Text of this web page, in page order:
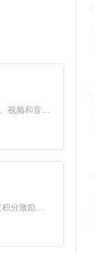
MiniMax H3 是一个通用的全模态生成系统。它支持对由文本、图像、视频和音频组成的多模态上下文进行统一理解，并能生成分辨率高达 2K、时长可达 15 秒的带原生立体声音频的视频。得益于面向任务泛化的系统设计，H3 在预训练阶段就已具备广泛的多模态上下文理解与生成能力，能够出色地执行复杂的多模态指令。
「源启盛夏」暑期校园开发者成长计划旨在激活校园开源力量，通过积分激励、认证扶持、资源倾斜等形式，引导高校组织和开发者完成「入驻 — 建项目 — 做贡献 — 获认证 — 得资源」的完整闭环。无论你是想带领社团入驻平台的组织者，还是希望用代码贡献证明自己的开发者，都能在这里找到属于你的成长路径。